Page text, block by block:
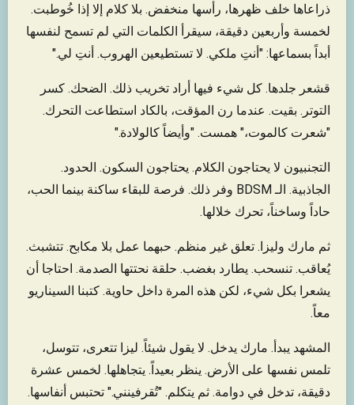
ذراعاها خلف ظهرها، رأسها منخفض. بلا كلام إلا إذا خُوطبت.
لخمسة وأربعين دقيقة، سيقرأ الكلمات التي لم تسمح لنفسها
أبداً بسماعها: "أنتِ ملكي. لا تستطيعين الهروب. أنتِ لي."
قشعر جلدها. كل شيء فيها أراد تخريب ذلك. الضحك. كسر
التوتر. بقيت. عندما رن المؤقت، بالكاد استطاعت التحرك.
"شعرت كالموت،" همست. "وأيضاً كالولادة."
التجنبيون لا يحتاجون الكلام. يحتاجون السكون. الحدود.
الجاذبية. الـ BDSM وفر ذلك. فرصة للبقاء ساكنة بينما الحب،
حاداً وساخناً، تحرك خلالها.
ثم مارك وليزا. تعلق غير منظم. حبهما عمل بلا مكابح. تتشبث.
يُعاقب. تنسحب. يطارد بغضب. حلقة نحتتها الصدمة. احتاجا أن
يشعرا بكل شيء، لكن هذه المرة داخل حاوية. كتبنا السيناريو
معاً.
المشهد يبدأ. مارك يدخل. لا يقول شيئاً. ليزا تتعرى، تتوسل،
تلمس نفسها على الأرض. ينظر بعيداً. يتجاهلها. لخمس عشرة
دقيقة، تدخل في دوامة. ثم يتكلم. "تُقرفينني." تحتبس أنفاسها.